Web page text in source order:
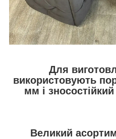
Для
використовують
мм і
Великий